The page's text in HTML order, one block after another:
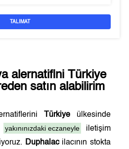
TALIMAT
alernatifini Türkiye
satın alabilirim
Türkiyeülkesinde
yakınınızdaki eczaneyle
iletişim
Duphalacilacının stokta